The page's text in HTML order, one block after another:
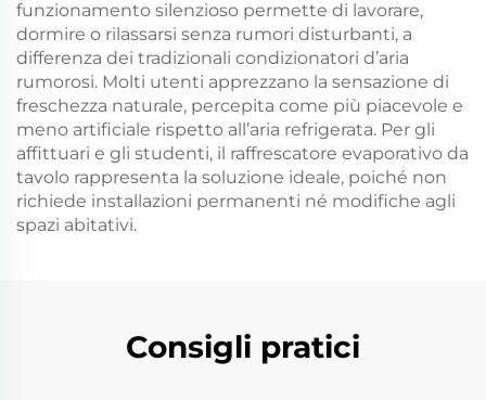
funzionamento silenzioso permette di lavorare,
dormire o rilassarsi senza rumori disturbanti, a
differenza dei tradizionali condizionatori d’aria
rumorosi. Molti utenti apprezzano la sensazione di
freschezza naturale, percepita come più piacevole e
meno artificiale rispetto all’aria refrigerata. Per gli
affittuari e gli studenti, il raffrescatore evaporativo da
tavolo rappresenta la soluzione ideale, poiché non
richiede installazioni permanenti né modifiche agli
spazi abitativi.
Consigli pratici